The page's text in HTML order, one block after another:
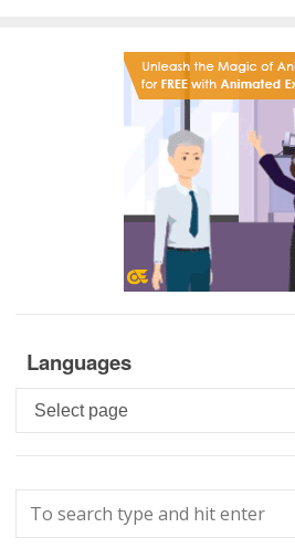
Languages
Languages